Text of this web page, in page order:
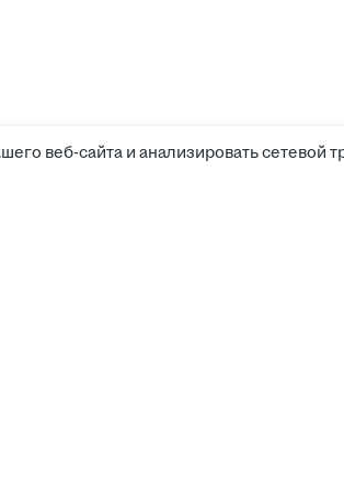
веб-сайта и анализировать сетевой